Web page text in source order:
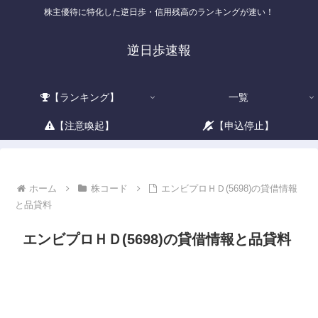
株主優待に特化した逆日歩・信用残高のランキングが速い！
逆日歩速報
【ランキング】 一覧
【注意喚起】 【申込停止】
ホーム 株コード
エンビプロＨＤ(5698)の貸借情報
と品貸料
エンビプロＨＤ(5698)の貸借情報と品貸料